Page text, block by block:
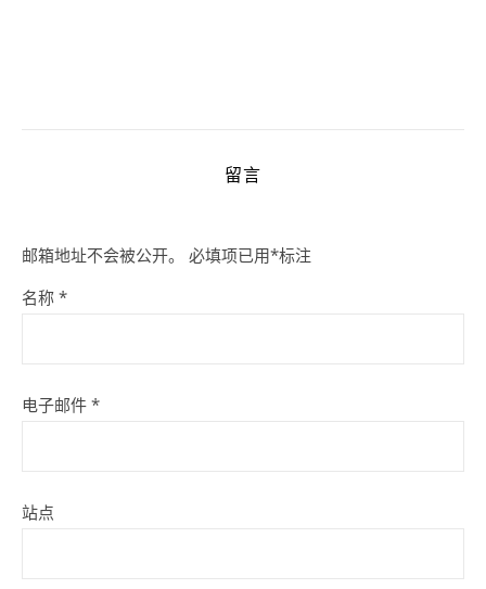
留言
邮箱地址不会被公开。 必填项已用*标注
名称 *
电子邮件 *
站点